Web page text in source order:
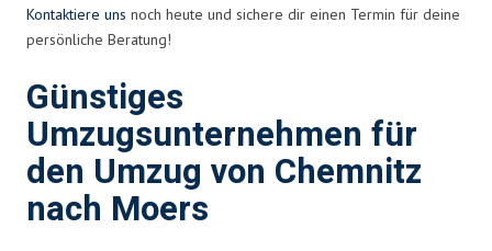
Kontaktiere uns noch heute und sichere dir einen Termin für deine
persönliche Beratung!
Günstiges
Umzugsunternehmen für
den Umzug von Chemnitz
nach Moers